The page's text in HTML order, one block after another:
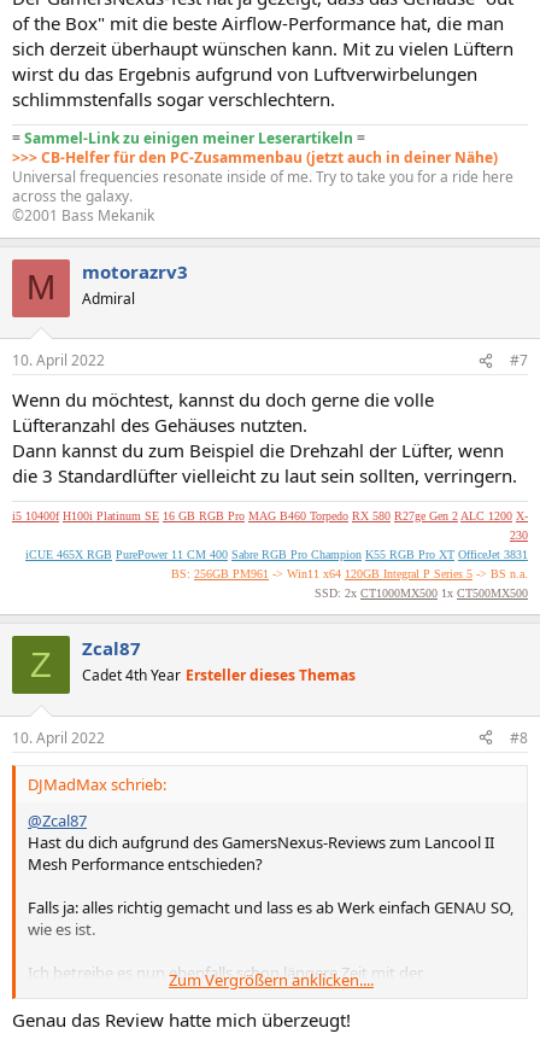
of the Box" mit die beste Airflow-Performance hat, die man
sich derzeit überhaupt wünschen kann. Mit zu vielen Lüftern
wirst du das Ergebnis aufgrund von Luftverwirbelungen
schlimmstenfalls sogar verschlechtern.
=Sammel-Link zu einigen meiner Leserartikeln =
>>> CB-Helfer für den PC-Zusammenbau (jetzt auch in deiner Nähe)
Universal frequencies resonate inside of me. Try to take you for a ride here
across the galaxy.
©2001 Bass Mekanik
M motorazrv3
Admiral
10. April 2022 #7
Wenn du möchtest, kannst du doch gerne die volle
Lüfteranzahl des Gehäuses nutzten.
Dann kannst du zum Beispiel die Drehzahl der Lüfter, wenn
die 3 Standardlüfter vielleicht zu laut sein sollten, verringern.
i5 10400f H100i Platinum SE 16 GB RGB Pro MAG B460 Torpedo RX 580 R27ge Gen 2 ALC 1200 X-
230
iCUE 465X RGB PurePower 11 CM 400 Sabre RGB Pro Champion K55 RGB Pro XT OfficeJet 3831
BS: 256GB PM961 -> Win11 x64 120GB Integral P Series 5 -> BS n.a.
SSD: 2x CT1000MX500 1x CT500MX500
Z Zcal87
Cadet 4th Year Ersteller dieses Themas
10. April 2022 #8
DJMadMax schrieb:
@Zcal87
Hast du dich aufgrund des GamersNexus-Reviews zum Lancool II
Mesh Performance entschieden?
Falls ja: alles richtig gemacht und lass es ab Werk einfach GENAU SO,
wie es ist.
Ich betreibe es nun ebenfalls schon längere Zeit mit der
Werksbestückung, alles über die Gehäuse-Lüftersteuerung auf
niedrigster Stufe. Temperaturtechnisch hatte ich die letzten zwei
Jahre auch im Sommer keinerlei Probleme mit einem übertakteten
Zum Vergrößern anklicken....
Genau das Review hatte mich überzeugt!